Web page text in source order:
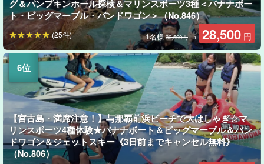
グ＆パンプキンホール探検＆マリンスポーツ3種＜バナナボー
ト・ビッグマーブル・バンドワゴン＞（No.846）
1名様30,500円→ 28,500 円
(25件)
【宮古島・満席注意！】与那覇前浜ビーチで大はしゃぎ☆マ
リンスポーツ4種体験★バナナボート＆ビッグマーブル＆バン
ドワゴン＆ジェットスキー《3日前までキャンセル無料》
（No.806）